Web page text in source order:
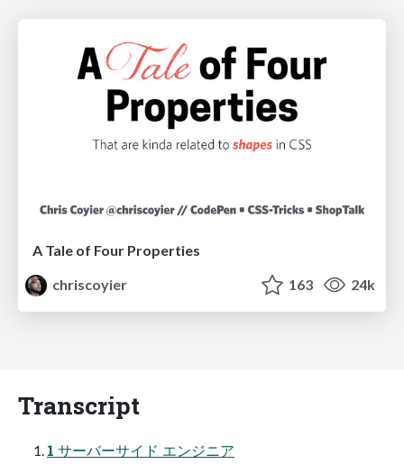
A Tale of Four Properties
chriscoyier
163 24k
Transcript
1 サーバーサイド エンジニア